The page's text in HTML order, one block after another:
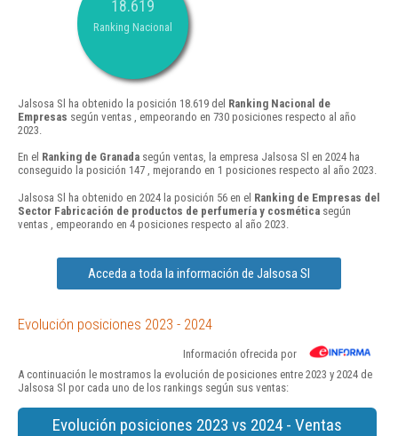
18.619
Ranking Nacional
Jalsosa Sl ha obtenido la posición 18.619 del Ranking Nacional de
Empresas según ventas , empeorando en 730 posiciones respecto al año
2023.
En el Ranking de Granada según ventas, la empresa Jalsosa Sl en 2024 ha
conseguido la posición 147 , mejorando en 1 posiciones respecto al año 2023.
Jalsosa Sl ha obtenido en 2024 la posición 56 en el Ranking de Empresas del
Sector Fabricación de productos de perfumería y cosmética según
ventas , empeorando en 4 posiciones respecto al año 2023.
Acceda a toda la información de Jalsosa Sl
Evolución posiciones 2023 - 2024
Información ofrecida por
A continuación le mostramos la evolución de posiciones entre 2023 y 2024 de
Jalsosa Sl por cada uno de los rankings según sus ventas:
Evolución posiciones 2023 vs 2024 - Ventas